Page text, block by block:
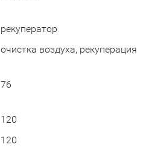
рекуператор
очистка воздуха, рекуперация
76
120
120